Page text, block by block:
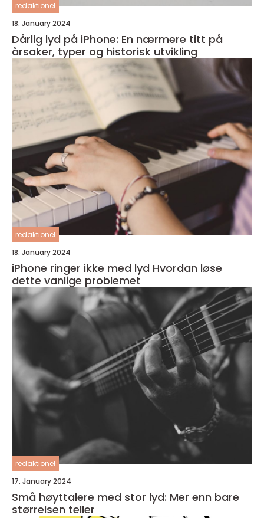
redaktionel
18. January 2024
Dårlig lyd på iPhone: En nærmere titt på
årsaker, typer og historisk utvikling
redaktionel
18. January 2024
iPhone ringer ikke med lyd Hvordan løse
dette vanlige problemet
redaktionel
17. January 2024
Små høyttalere med stor lyd: Mer enn bare
størrelsen teller